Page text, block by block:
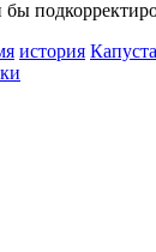
история Капуста